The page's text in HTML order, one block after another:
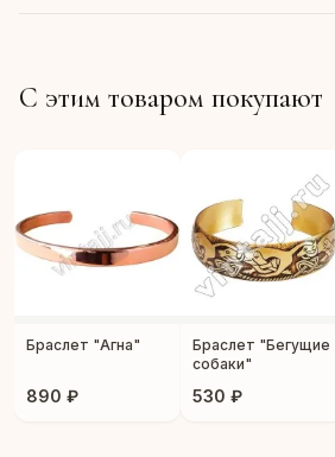
С этим товаром покупают
Браслет "Агна"
890 ₽
Браслет "Бегущие
собаки"
530 ₽